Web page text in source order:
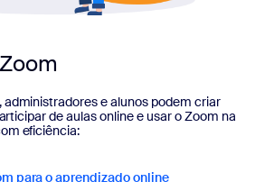
administradores e alunos podem criar
de aulas online e usar o Zoom na
eficiência:
para o aprendizado online